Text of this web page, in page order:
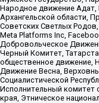
Народное движение
Архангельской области,
Советских Светлых
Meta Platforms Inc,
Добровольческое
Черный Комитет,
общественное движение,
Движение Весна,
Социалистической
Исполнительный комитет
края, Этническое